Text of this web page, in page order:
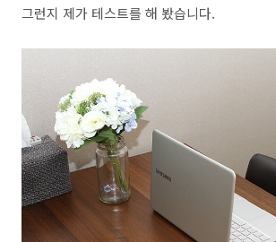
그런지 제가 테스트를 해 봤습니다.